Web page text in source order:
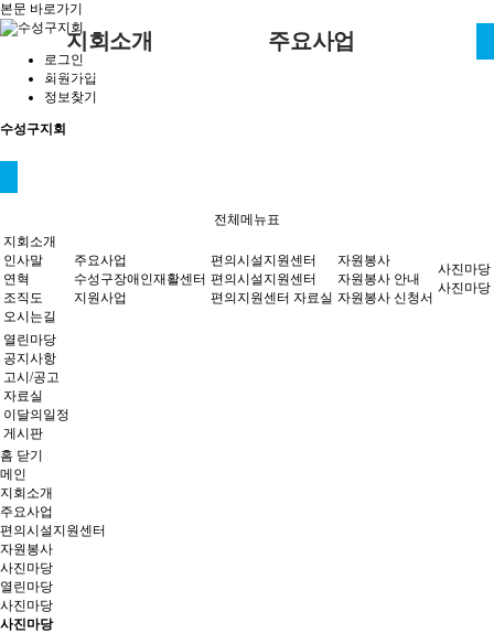
본문 바로가기
로그인
회원가입
정보찾기
수성구지회
지회소개
인사말
주요사업
전체메뉴표
지회소개
인사말
연혁
조직도
오시는길
주요사업
수성구장애인재활센터
지원사업
편의시설지원센터
편의시설지원센터
편의지원센터 자료실
자원봉사
자원봉사 안내
자원봉사 신청서
사진마당
사진마당
열린마당
공지사항
고시/공고
자료실
이달의일정
게시판
홈 닫기
메인
지회소개
주요사업
편의시설지원센터
자원봉사
사진마당
열린마당
사진마당
사진마당